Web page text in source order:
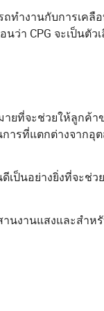
ำงานกับการเคลื
ว่า CPG จะเป็นตั
ที่จะช่วยให้ลูกค้า
ที่แตกต่างจากอุต
เป็นอย่างยิ่งที่จะช่
งานแสงและสำห